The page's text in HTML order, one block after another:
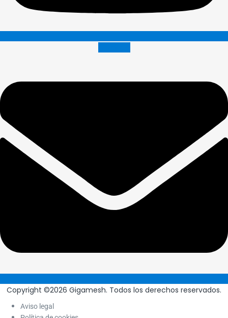
Copyright ©2026 Gigamesh. Todos los derechos reservados.
Aviso legal